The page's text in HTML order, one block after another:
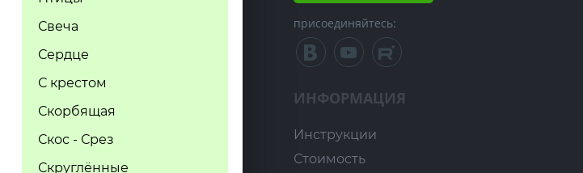
Свеча
Сердце
С крестом
Скорбящая
Скос - Срез
Скруглённые
присоединяйтесь:
ИНФОРМАЦИЯ
Инструкции
Стоимость